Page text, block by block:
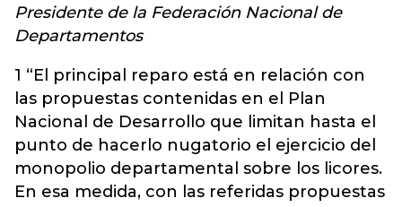
Presidente de la Federación Nacional de
Departamentos
1 “El principal reparo está en relación con
las propuestas contenidas en el Plan
Nacional de Desarrollo que limitan hasta el
punto de hacerlo nugatorio el ejercicio del
monopolio departamental sobre los licores.
En esa medida, con las referidas propuestas